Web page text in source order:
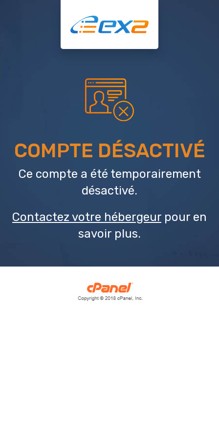
COMPTE DÉSACTIVÉ
Ce compte a été temporairement
désactivé.
Contactez votre hébergeur pour en
savoir plus.